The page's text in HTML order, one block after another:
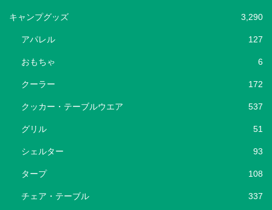
キャンプグッズ 3,290
アパレル 127
おもちゃ 6
クーラー 172
クッカー・テーブルウエア 537
グリル 51
シェルター 93
タープ 108
チェア・テーブル 337